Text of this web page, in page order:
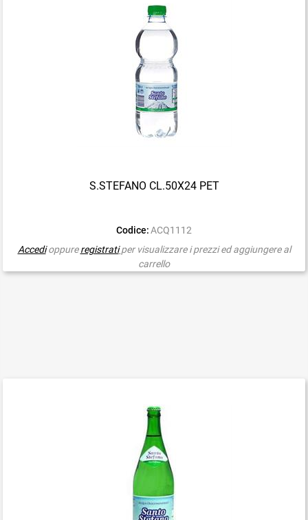
S.STEFANO CL.50X24 PET
Codice: ACQ1112
Accedioppureregistrati per visualizzare i prezzi ed aggiungere al
carrello